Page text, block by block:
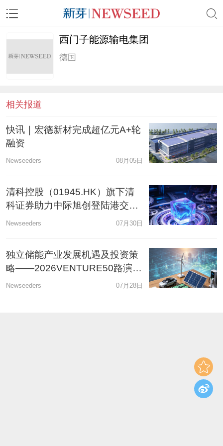
西门子能源输电集团
德国
相关报道
快讯｜宏德新材完成超亿元A+轮
融资
Newseeders 08月05日
清科控股（01945.HK）旗下清
科证券助力中际旭创登陆港交
所，担任联席账簿管理人及联席
Newseeders 07月30日
独立储能产业发展机遇及投资策
略——2026VENTURE50路演日
新能源专场
Newseeders 07月28日